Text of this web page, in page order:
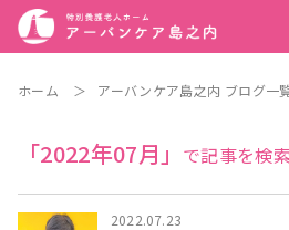
ホーム ＞ アーバンケア島之内 ブログ一
「2022年07月」 で記事を検
2022.07.23